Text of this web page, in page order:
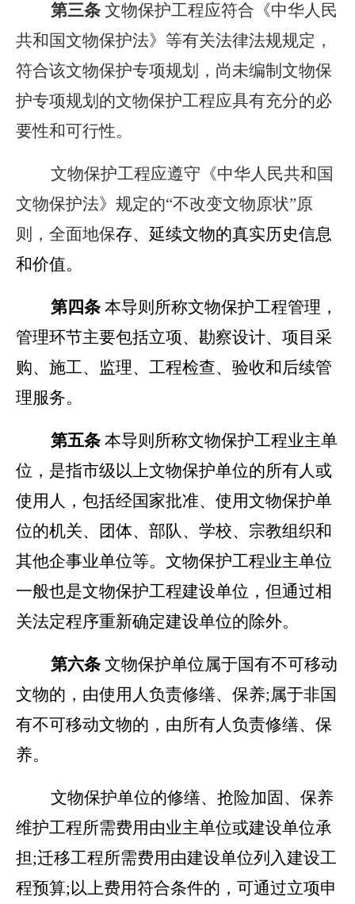
第三条 文物保护工程应符合《中华人民
共和国文物保护法》等有关法律法规规定，
符合该文物保护专项规划，尚未编制文物保
护专项规划的文物保护工程应具有充分的必
要性和可行性。
文物保护工程应遵守《中华人民共和国
文物保护法》规定的“不改变文物原状”原
则，全面地保存、延续文物的真实历史信息
和价值。
第四条 本导则所称文物保护工程管理，
管理环节主要包括立项、勘察设计、项目采
购、施工、监理、工程检查、验收和后续管
理服务。
第五条 本导则所称文物保护工程业主单
位，是指市级以上文物保护单位的所有人或
使用人，包括经国家批准、使用文物保护单
位的机关、团体、部队、学校、宗教组织和
其他企事业单位等。文物保护工程业主单位
一般也是文物保护工程建设单位，但通过相
关法定程序重新确定建设单位的除外。
第六条 文物保护单位属于国有不可移动
文物的，由使用人负责修缮、保养;属于非国
有不可移动文物的，由所有人负责修缮、保
养。
文物保护单位的修缮、抢险加固、保养
维护工程所需费用由业主单位或建设单位承
担;迁移工程所需费用由建设单位列入建设工
程预算;以上费用符合条件的，可通过立项申